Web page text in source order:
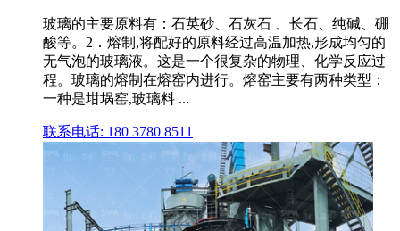
玻璃的主要原料有：石英砂、石灰石 、长石、纯碱、硼
酸等。2．熔制,将配好的原料经过高温加热,形成均匀的
无气泡的玻璃液。这是一个很复杂的物理、化学反应过
程。玻璃的熔制在熔窑内进行。熔窑主要有两种类型：
一种是坩埚窑,玻璃料 ...
联系电话: 180 3780 8511